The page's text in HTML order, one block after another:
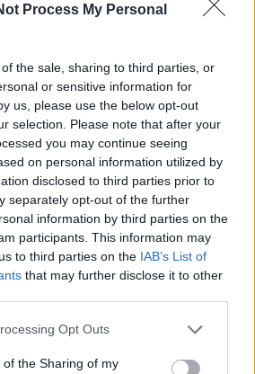
Process My Personal
the sale, sharing to third parties, or
or sensitive information for
us, please use the below opt-out
selection. Please note that after your
you may continue seeing
on personal information utilized by
disclosed to third parties prior to
separately opt-out of the further
information by third parties on the
participants. This information may
to third parties on the IAB’s List of
that may further disclose it to other
app uses one or more Google
or usage behaviour. You may click to
Opt Outs
the Sharing of my